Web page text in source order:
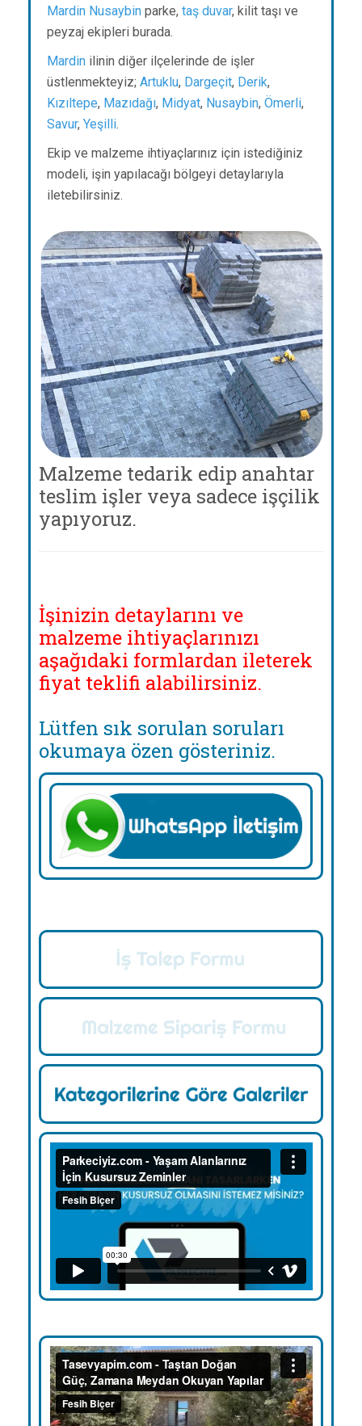
Mardin Nusaybin parke, taş duvar, kilit taşı ve
peyzaj ekipleri burada.
Mardin ilinin diğer ilçelerinde de işler
üstlenmekteyiz; Artuklu, Dargeçit, Derik,
Kızıltepe, Mazıdağı, Midyat, Nusaybin, Ömerli,
Savur, Yeşilli.
Ekip ve malzeme ihtiyaçlarınız için istediğiniz
modeli, işin yapılacağı bölgeyi detaylarıyla
iletebilirsiniz.
Malzeme tedarik edip anahtar
teslim işler veya sadece işçilik
yapıyoruz.
İşinizin detaylarını ve
malzeme ihtiyaçlarınızı
aşağıdaki formlardan ileterek
fiyat teklifi alabilirsiniz.
Lütfen sık sorulan soruları
okumaya özen gösteriniz.